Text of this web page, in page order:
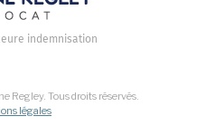
indemnisation
Regley. Tous droits réservés.
légales